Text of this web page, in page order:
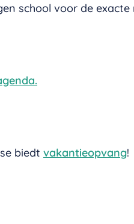
school voor de exacte
biedt vakantieopvang!